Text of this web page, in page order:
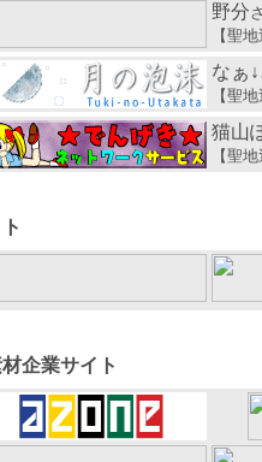
野分
【聖
なぁ↓
【聖
猫山
【聖
材企業サイト